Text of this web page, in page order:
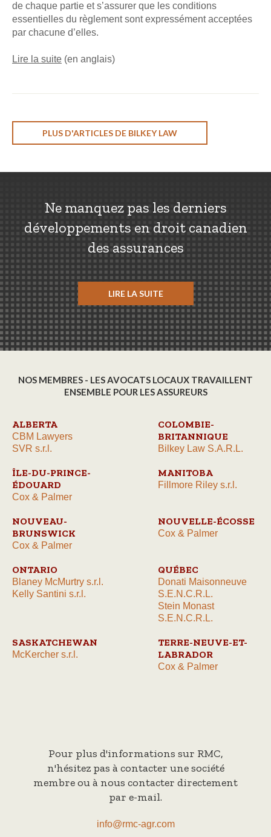
de chaque partie et s’assurer que les conditions
essentielles du règlement sont expressément acceptées
par chacune d’elles.
Lire la suite (en anglais)
PLUS D'ARTICLES DE BILKEY LAW
Ne manquez pas les derniers
développements en droit canadien
des assurances
LIRE LA SUITE
NOS MEMBRES - LES AVOCATS LOCAUX TRAVAILLENT
ENSEMBLE POUR LES ASSUREURS
ALBERTA
CBM Lawyers
SVR s.r.l.
COLOMBIE-
BRITANNIQUE
Bilkey Law S.A.R.L.
ÎLE-DU-PRINCE-
ÉDOUARD
Cox & Palmer
MANITOBA
Fillmore Riley s.r.l.
NOUVEAU-
BRUNSWICK
Cox & Palmer
NOUVELLE-ÉCOSSE
Cox & Palmer
ONTARIO
Blaney McMurtry s.r.l.
Kelly Santini s.r.l.
QUÉBEC
Donati Maisonneuve
S.E.N.C.R.L.
Stein Monast
S.E.N.C.R.L.
SASKATCHEWAN
McKercher s.r.l.
TERRE-NEUVE-ET-
LABRADOR
Cox & Palmer
Pour plus d'informations sur RMC,
n'hésitez pas à contacter une société
membre ou à nous contacter directement
par e-mail.
info@rmc-agr.com